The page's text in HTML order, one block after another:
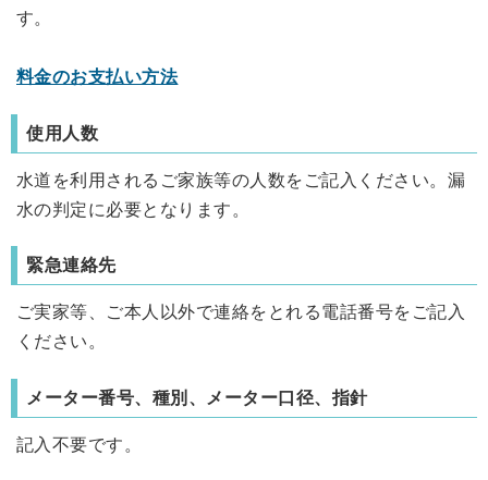
す。
料金のお支払い方法
使用人数
水道を利用されるご家族等の人数をご記入ください。漏
水の判定に必要となります。
緊急連絡先
ご実家等、ご本人以外で連絡をとれる電話番号をご記入
ください。
メーター番号、種別、メーター口径、指針
記入不要です。